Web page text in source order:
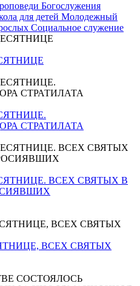
Богослужения
для детей Молодежный
Социальное служение
СТРАТИЛАТА
ВСЕХ СВЯТЫХ В
ВСЕХ СВЯТЫХ